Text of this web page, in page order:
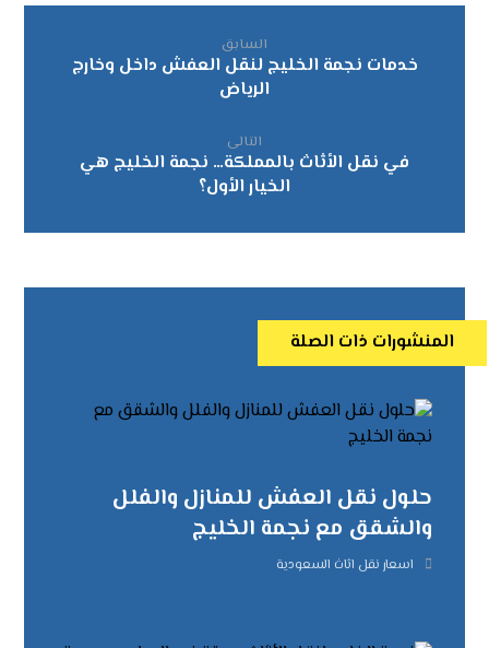
السابق
خدمات نجمة الخليج لنقل العفش داخل وخارج
الرياض
التالى
في نقل الأثاث بالمملكة… نجمة الخليج هي
الخيار الأول؟
المنشورات ذات الصلة
حلول نقل العفش للمنازل والفلل
والشقق مع نجمة الخليج
اسعار نقل اثاث السعودية